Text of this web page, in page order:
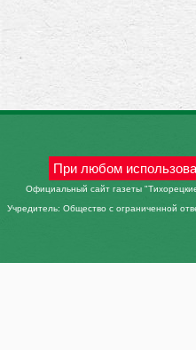
При любом
Официальный сайт газеты
Учредитель: Общество с ограниченной